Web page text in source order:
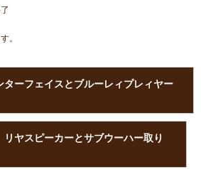
。
ターフェイスとブルーレィプレィヤー
ヤスピーカーとサブウーハー取り